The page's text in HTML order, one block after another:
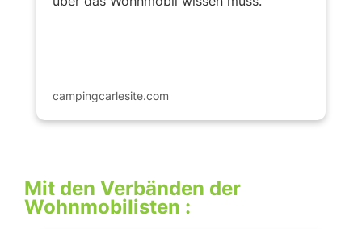
campingcarlesite.com
Mit den Verbänden der
Wohnmobilisten :